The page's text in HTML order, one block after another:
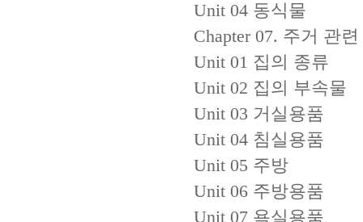
Unit 04 동식물
Chapter 07. 주거 관련
Unit 01 집의 종류
Unit 02 집의 부속물
Unit 03 거실용품
Unit 04 침실용품
Unit 05 주방
Unit 06 주방용품
Unit 07 욕실용품